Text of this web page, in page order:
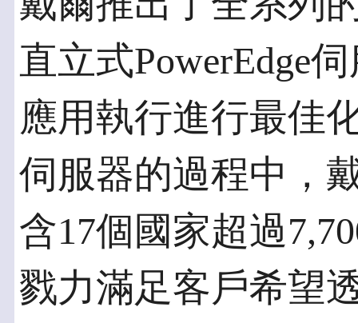
直立式PowerEdge
應用執行進行最佳
伺服器的過程中，
含17個國家超過
戮力滿足客戶希望